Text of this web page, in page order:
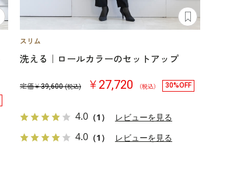
洗える｜ロールカラーのセットアップ
定価￥39,600 (税込) ￥27,720 （税込） 30%OFF
4.0（1） レビューを見る
4.0（1） レビューを見る